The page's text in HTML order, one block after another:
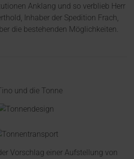
Anklang und so verblieb Herr
Inhaber der Spedition Frach,
die bestehenden Möglichkeiten.
Vorschlag einer Aufstellung von